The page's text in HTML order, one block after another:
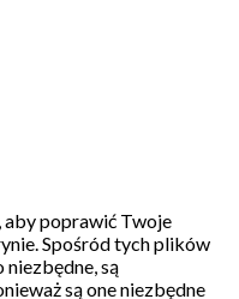
poprawić Twoje
Spośród tych plików
są
są one niezbędne